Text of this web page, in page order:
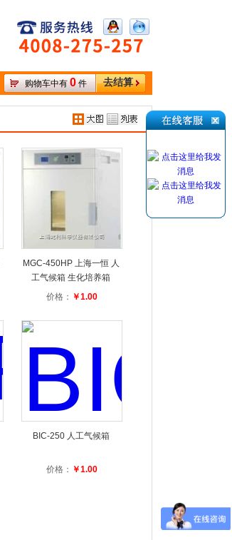
购物车中有 0 件 去结算
MGC-450HP 上海一恒 人
工气候箱 生化培养箱
价格： ￥1.00
BIC-250 人工气候箱
价格： ￥1.00